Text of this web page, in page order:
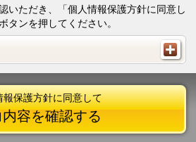
いただき、「個人情報保護方針に同意し
タンを押してください。
報保護方針に同意して
内容を確認する